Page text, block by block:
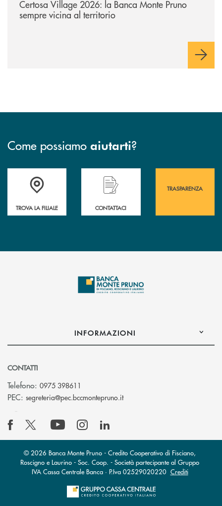
Certosa Village 2026: la Banca Monte Pruno
sempre vicina al territorio
Come possiamo aiutarti?
Accedi all' elenco completo&nbsp; delle&nbsp; filiali&nbsp; di Banca
TROVA LA FILIALE
Hai bisogno di assistenza immediata?
CONTATTACI
TRASPARENZA
INFORMAZIONI
CONTATTI
Telefono: 0975 398611
PEC: segreteria@pec.bccmontepruno.it(si apre l’app di posta
© 2026 Banca Monte Pruno - Credito Cooperativo di Fisciano,
Roscigno e Laurino - Soc. Coop. - Società partecipante al Gruppo
IVA Cassa Centrale Banca · P.Iva 02529020220 Crediti